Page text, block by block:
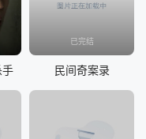
手
已完结
民间奇案录